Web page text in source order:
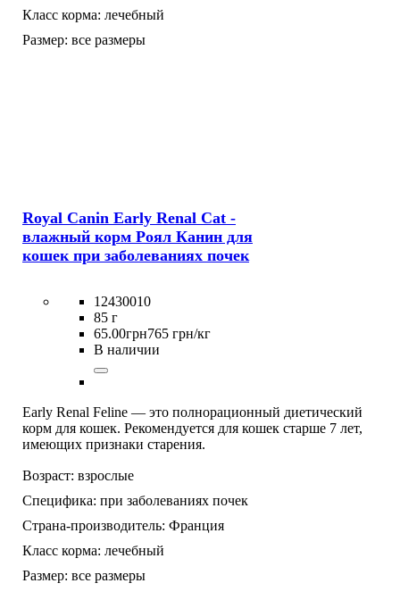
Класс корма: лечебный
Размер: все размеры
Royal Canin Early Renal Cat -
влажный корм Роял Канин для
кошек при заболеваниях почек
12430010
85 г
65.00грн765 грн/кг
В наличии
Early Renal Feline — это полнорационный диетический
корм для кошек. Рекомендуется для кошек старше 7 лет,
имеющих признаки старения.
Возраст: взрослые
Специфика: при заболеваниях почек
Страна-производитель: Франция
Класс корма: лечебный
Размер: все размеры